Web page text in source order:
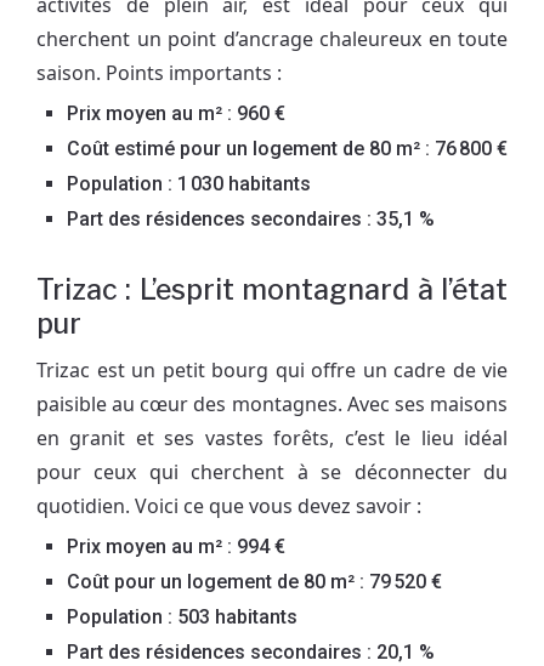
cherchent un point d’ancrage chaleureux en toute
saison. Points importants :
Prix moyen au m² : 960 €
Coût estimé pour un logement de 80 m² : 76 800 €
Population : 1 030 habitants
Part des résidences secondaires : 35,1 %
Trizac : L’esprit montagnard à l’état
pur
Trizac est un petit bourg qui offre un cadre de vie
paisible au cœur des montagnes. Avec ses maisons
en granit et ses vastes forêts, c’est le lieu idéal
pour ceux qui cherchent à se déconnecter du
quotidien. Voici ce que vous devez savoir :
Prix moyen au m² : 994 €
Coût pour un logement de 80 m² : 79 520 €
Population : 503 habitants
Part des résidences secondaires : 20,1 %